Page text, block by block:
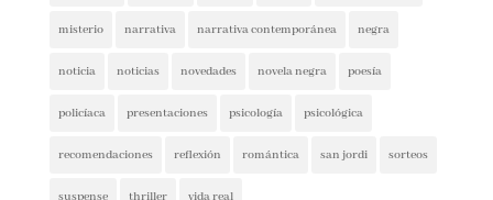
misterio narrativa narrativa contemporánea negra
noticia noticias novedades novela negra poesía
policíaca presentaciones psicología psicológica
recomendaciones reflexión romántica san jordi sorteos